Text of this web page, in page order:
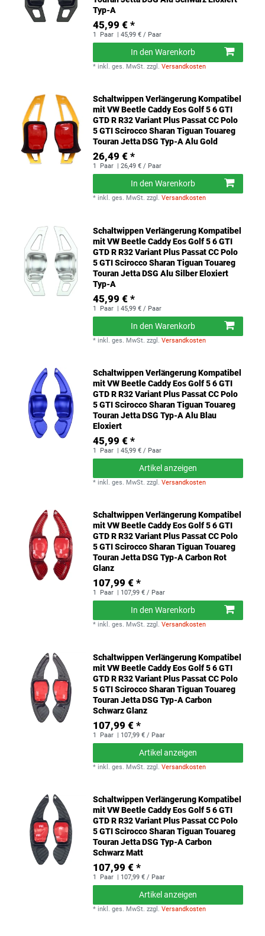
Typ-A
45,99 € *
1 Paar | 45,99 € / Paar
In den Warenkorb
* inkl. ges. MwSt. zzgl.Versandkosten
Schaltwippen Verlängerung Kompatibel
mit VW Beetle Caddy Eos Golf 5 6 GTI
GTD R R32 Variant Plus Passat CC Polo
5 GTI Scirocco Sharan Tiguan Touareg
Touran Jetta DSG Typ-A Alu Gold
26,49 € *
1 Paar | 26,49 € / Paar
In den Warenkorb
* inkl. ges. MwSt. zzgl.Versandkosten
Schaltwippen Verlängerung Kompatibel
mit VW Beetle Caddy Eos Golf 5 6 GTI
GTD R R32 Variant Plus Passat CC Polo
5 GTI Scirocco Sharan Tiguan Touareg
Touran Jetta DSG Alu Silber Eloxiert
Typ-A
45,99 € *
1 Paar | 45,99 € / Paar
In den Warenkorb
* inkl. ges. MwSt. zzgl.Versandkosten
Schaltwippen Verlängerung Kompatibel
mit VW Beetle Caddy Eos Golf 5 6 GTI
GTD R R32 Variant Plus Passat CC Polo
5 GTI Scirocco Sharan Tiguan Touareg
Touran Jetta DSG Typ-A Alu Blau
Eloxiert
45,99 € *
1 Paar | 45,99 € / Paar
Artikel anzeigen
* inkl. ges. MwSt. zzgl.Versandkosten
Schaltwippen Verlängerung Kompatibel
mit VW Beetle Caddy Eos Golf 5 6 GTI
GTD R R32 Variant Plus Passat CC Polo
5 GTI Scirocco Sharan Tiguan Touareg
Touran Jetta DSG Typ-A Carbon Rot
Glanz
107,99 € *
1 Paar | 107,99 € / Paar
In den Warenkorb
* inkl. ges. MwSt. zzgl.Versandkosten
Schaltwippen Verlängerung Kompatibel
mit VW Beetle Caddy Eos Golf 5 6 GTI
GTD R R32 Variant Plus Passat CC Polo
5 GTI Scirocco Sharan Tiguan Touareg
Touran Jetta DSG Typ-A Carbon
Schwarz Glanz
107,99 € *
1 Paar | 107,99 € / Paar
Artikel anzeigen
* inkl. ges. MwSt. zzgl.Versandkosten
Schaltwippen Verlängerung Kompatibel
mit VW Beetle Caddy Eos Golf 5 6 GTI
GTD R R32 Variant Plus Passat CC Polo
5 GTI Scirocco Sharan Tiguan Touareg
Touran Jetta DSG Typ-A Carbon
Schwarz Matt
107,99 € *
1 Paar | 107,99 € / Paar
Artikel anzeigen
* inkl. ges. MwSt. zzgl.Versandkosten